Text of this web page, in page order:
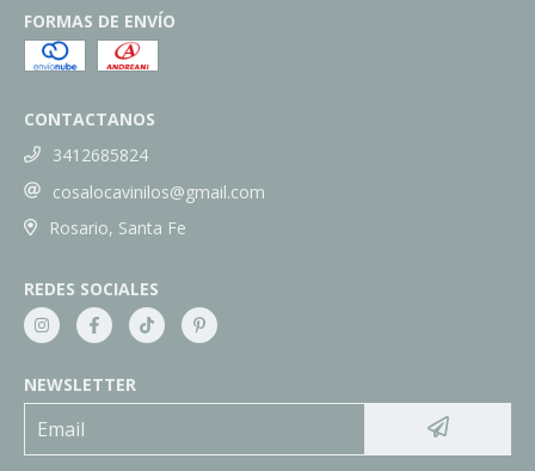
FORMAS DE ENVÍO
CONTACTANOS
3412685824
cosalocavinilos@gmail.com
Rosario, Santa Fe
REDES SOCIALES
NEWSLETTER